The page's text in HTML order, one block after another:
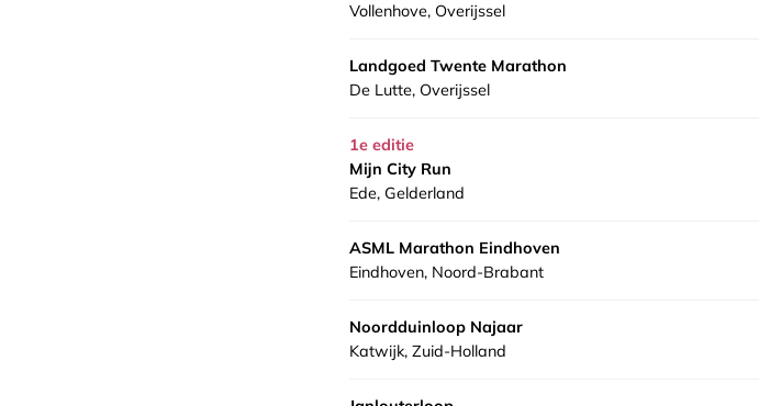
Vollenhove, Overijssel
Landgoed Twente Marathon
De Lutte, Overijssel
1e editie
Mijn City Run
Ede, Gelderland
ASML Marathon Eindhoven
Eindhoven, Noord-Brabant
Noordduinloop Najaar
Katwijk, Zuid-Holland